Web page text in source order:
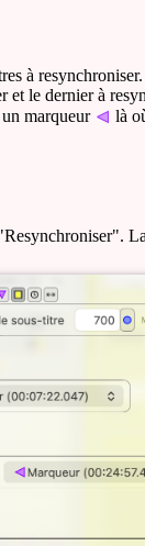
à
et le dernier à
marqueur là